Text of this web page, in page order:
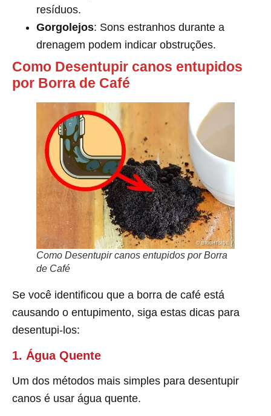
resíduos.
Gorgolejos: Sons estranhos durante a
drenagem podem indicar obstruções.
Como Desentupir canos entupidos
por Borra de Café
Como Desentupir canos entupidos por Borra
de Café
Se você identificou que a borra de café está
causando o entupimento, siga estas dicas para
desentupi-los:
1. Água Quente
Um dos métodos mais simples para desentupir
canos é usar água quente.